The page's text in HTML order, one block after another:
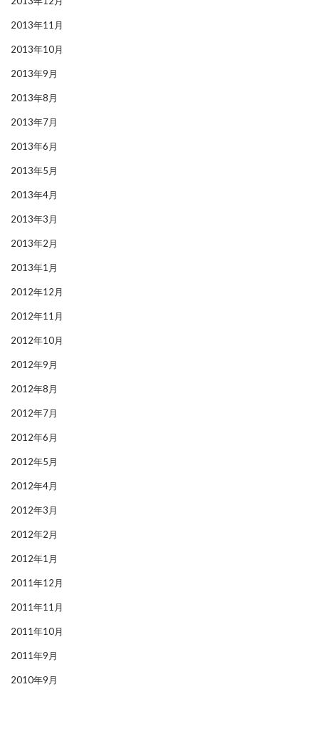
2013年11月
2013年10月
2013年9月
2013年8月
2013年7月
2013年6月
2013年5月
2013年4月
2013年3月
2013年2月
2013年1月
2012年12月
2012年11月
2012年10月
2012年9月
2012年8月
2012年7月
2012年6月
2012年5月
2012年4月
2012年3月
2012年2月
2012年1月
2011年12月
2011年11月
2011年10月
2011年9月
2010年9月